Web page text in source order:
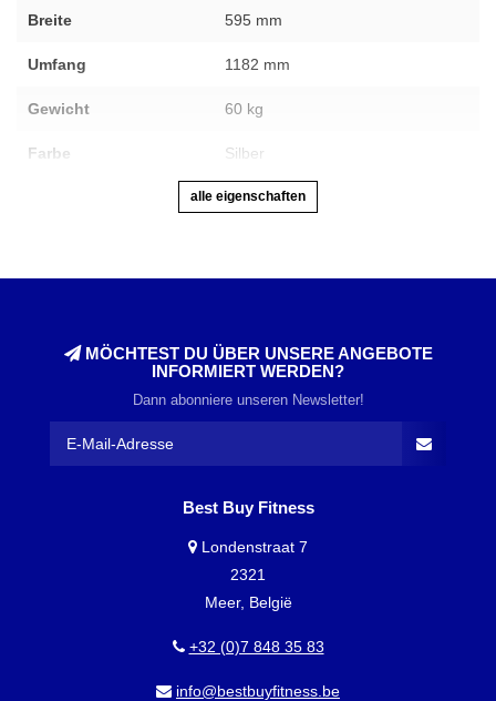
Breite 595 mm
Umfang 1182 mm
Gewicht 60 kg
Farbe Silber
alle eigenschaften
MÖCHTEST DU ÜBER UNSERE ANGEBOTE
INFORMIERT WERDEN?
Dann abonniere unseren Newsletter!
Best Buy Fitness
Londenstraat 7
2321
Meer, België
+32 (0)7 848 35 83
info@bestbuyfitness.be